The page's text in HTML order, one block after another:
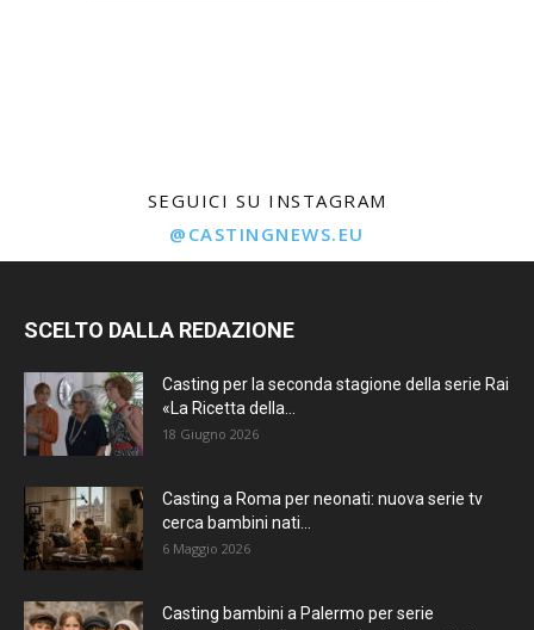
SEGUICI SU INSTAGRAM
@CASTINGNEWS.EU
SCELTO DALLA REDAZIONE
Casting per la seconda stagione della serie Rai
«La Ricetta della...
18 Giugno 2026
Casting a Roma per neonati: nuova serie tv
cerca bambini nati...
6 Maggio 2026
Casting bambini a Palermo per serie